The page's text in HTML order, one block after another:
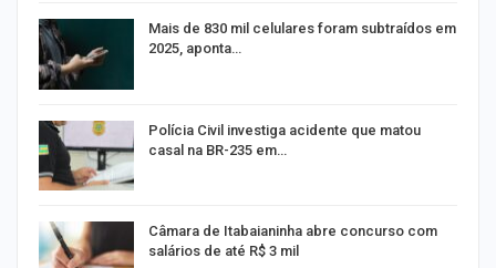
Mais de 830 mil celulares foram subtraídos em
2025, aponta…
Polícia Civil investiga acidente que matou
casal na BR-235 em…
Câmara de Itabaianinha abre concurso com
salários de até R$ 3 mil